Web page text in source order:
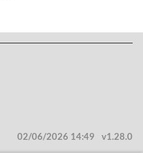
02/06/2026 14:49 v1.28.0